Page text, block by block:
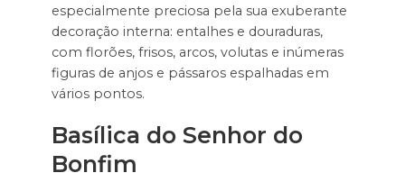
especialmente preciosa pela sua exuberante
decoração interna: entalhes e douraduras,
com florões, frisos, arcos, volutas e inúmeras
figuras de anjos e pássaros espalhadas em
vários pontos.
Basílica do Senhor do
Bonfim